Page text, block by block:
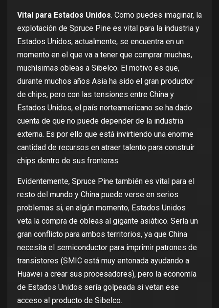
Vital para Estados Unidos. Como puedes imaginar, la
explotación de Spruce Pine es vital para la industria y
Estados Unidos, actualmente, se encuentra en un
momento en el que va a tener que comprar muchas,
muchísimas obleas a Sibelco. El motivo es que,
durante muchos años Asia ha sido el gran productor
de chips, pero con las tensiones entre China y
Estados Unidos, el país norteamericano se ha dado
cuenta de que no puede depender de la industria
externa. Es por ello que está invirtiendo una enorme
cantidad de recursos en atraer talento para construir
chips dentro de sus fronteras.
Evidentemente, Spruce Pine también es vital para el
resto del mundo y China puede verse en serios
problemas si, en algún momento, Estados Unidos
veta la compra de obleas al gigante asiático. Sería un
gran conflicto para ambos territorios, ya que China
necesita el semiconductor para imprimir patrones de
transistores (SMIC está muy entonada ayudando a
Huawei a crear sus procesadores), pero la economía
de Estados Unidos sería golpeada si vetan ese
acceso al producto de Sibelco.